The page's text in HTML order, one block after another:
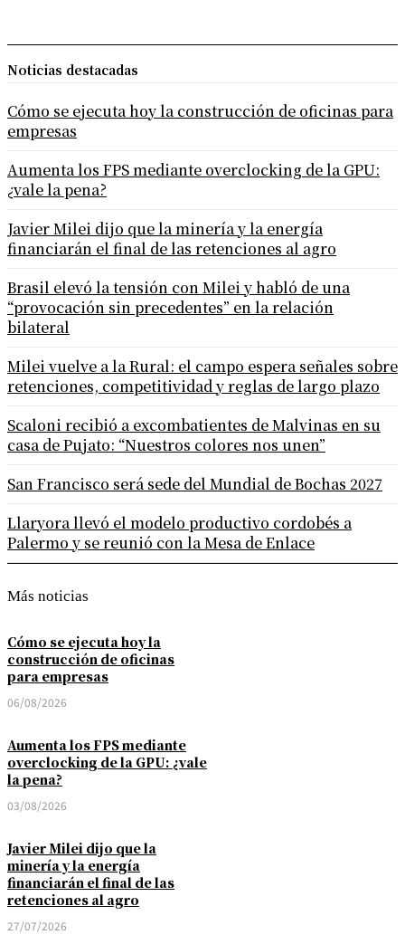
Más noticias
Cómo se ejecuta hoy la
construcción de oficinas
para empresas
06/08/2026
Aumenta los FPS mediante
overclocking de la GPU: ¿vale
la pena?
03/08/2026
Javier Milei dijo que la
minería y la energía
financiarán el final de las
retenciones al agro
27/07/2026
Noticias destacadas
Cómo se ejecuta hoy la construcción de oficinas para
empresas
Aumenta los FPS mediante overclocking de la GPU:
¿vale la pena?
Javier Milei dijo que la minería y la energía
financiarán el final de las retenciones al agro
Brasil elevó la tensión con Milei y habló de una
“provocación sin precedentes” en la relación
bilateral
Milei vuelve a la Rural: el campo espera señales sobre
retenciones, competitividad y reglas de largo plazo
Scaloni recibió a excombatientes de Malvinas en su
casa de Pujato: “Nuestros colores nos unen”
San Francisco será sede del Mundial de Bochas 2027
Llaryora llevó el modelo productivo cordobés a
Palermo y se reunió con la Mesa de Enlace